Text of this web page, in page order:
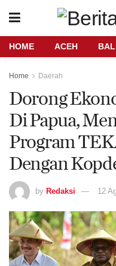
HOME ACEH
Home Daerah
Dorong
Di Papua,
Program
Dengan
by Redaksi 12